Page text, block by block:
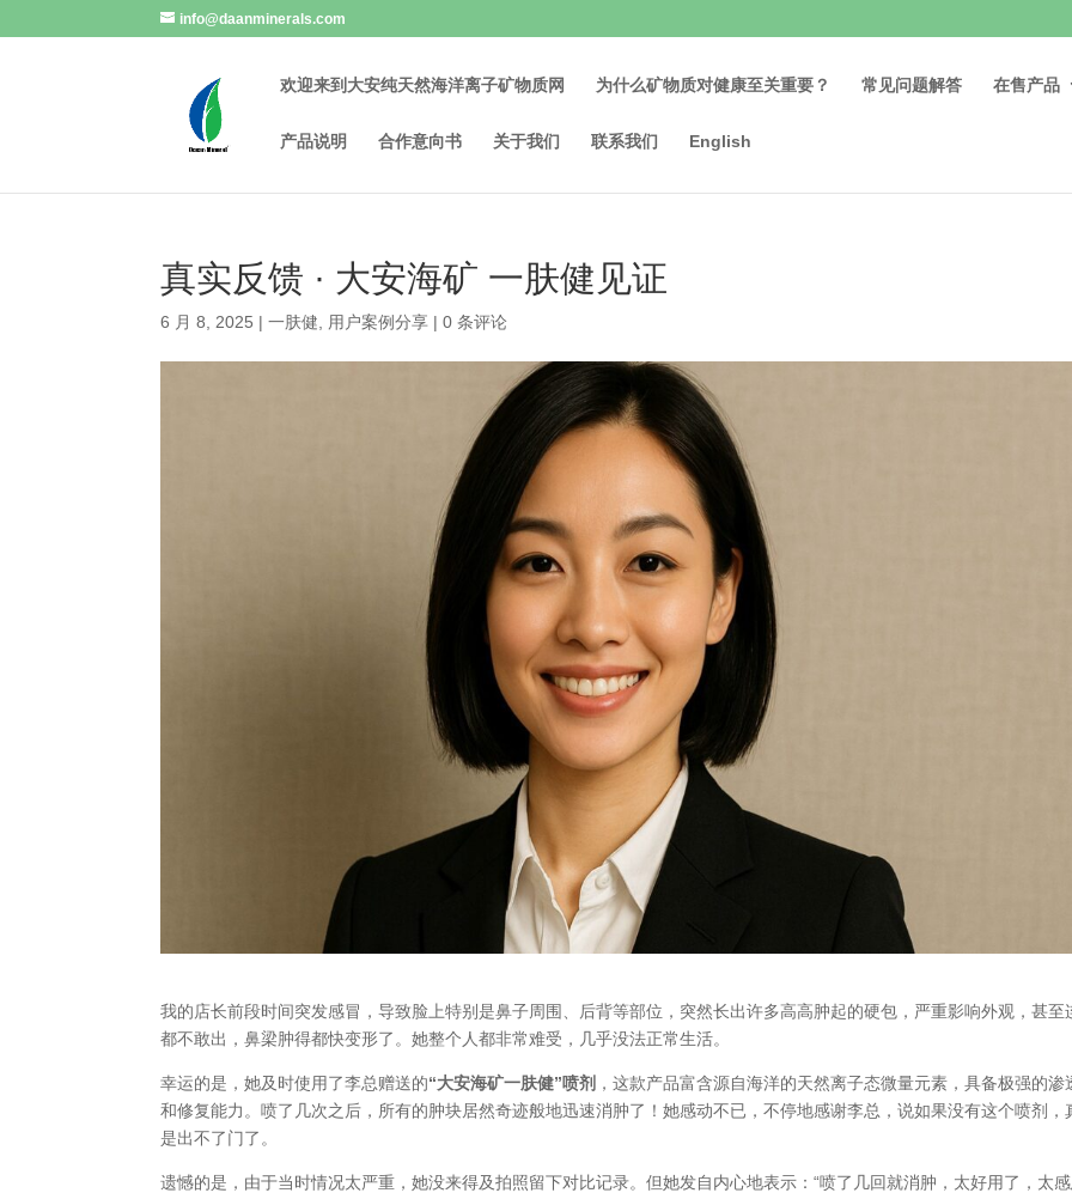
info@daanminerals.com
欢迎来到大安纯天然海洋离子矿物质网 为什么矿物质对健康至关重要？ 常见问题解答 在售产品
产品说明 合作意向书 关于我们 联系我们 English
真实反馈 · 大安海矿 一肤健见证
6 月 8, 2025 |一肤健 用户案例分享 |0 条评论
我的店长前段时间突发感冒，导致脸上特别是鼻子周围、后背等部位，突然长出许多高高肿起的硬包，严重影响外观，甚至
都不敢出，鼻梁肿得都快变形了。她整个人都非常难受，几乎没法正常生活。
幸运的是，她及时使用了李总赠送的“大安海矿一肤健”喷剂 ，这款产品富含源自海洋的天然离子态微量元素，具备极强的渗
和修复能力。喷了几次之后，所有的肿块居然奇迹般地迅速消肿了！她感动不已，不停地感谢李总，说如果没有这个喷剂，
是出不了门了。
遗憾的是，由于当时情况太严重，她没来得及拍照留下对比记录。但她发自内心地表示：“喷了几回就消肿，太好用了，太